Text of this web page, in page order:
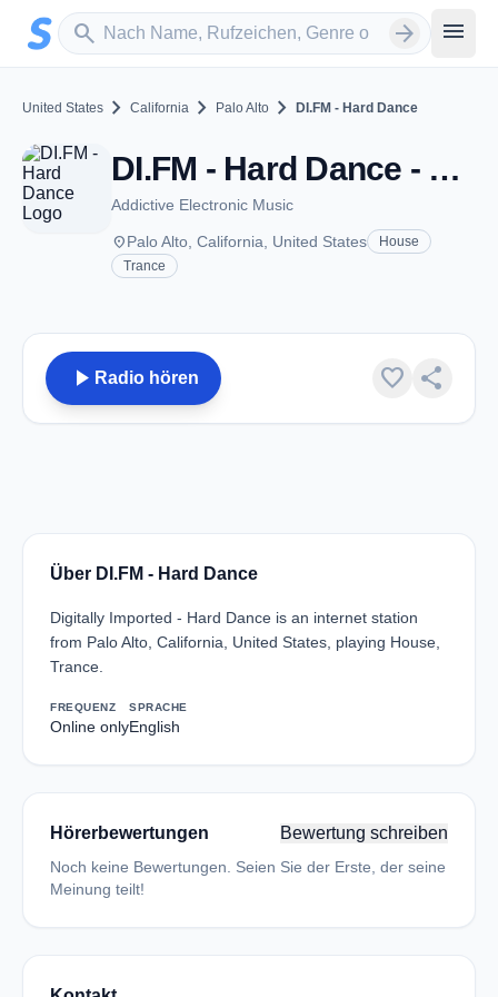
Zum Hauptinhalt springen
search
Sender suchen arrow_forward menu
United States chevron_right California chevron_right Palo Alto chevron_right DI.FM - Hard Dance
DI.FM - Hard Dance - Palo Alto, CA
Addictive Electronic Music
placePalo Alto, California, United States
House
Trance
play_arrow Radio hören favorite share
Über DI.FM - Hard Dance
Digitally Imported - Hard Dance is an internet station
from Palo Alto, California, United States, playing House,
Trance.
FREQUENZ
Online only
SPRACHE
English
Hörerbewertungen Bewertung schreiben
Noch keine Bewertungen. Seien Sie der Erste, der seine
Meinung teilt!